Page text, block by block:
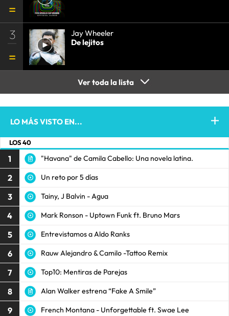
3
Jay Wheeler
De lejitos
Ver toda la lista
LO MÁS VISTO EN...
LOS 40
1 "Havana" de Camila Cabello: Una novela latina.
2 Un reto por 5 días
3 Tainy, J Balvin - Agua
4 Mark Ronson - Uptown Funk ft. Bruno Mars
5 Entrevistamos a Aldo Ranks
6 Rauw Alejandro & Camilo -Tattoo Remix
7 Top10: Mentiras de Parejas
8 Alan Walker estrena “Fake A Smile”
9 French Montana - Unforgettable ft. Swae Lee